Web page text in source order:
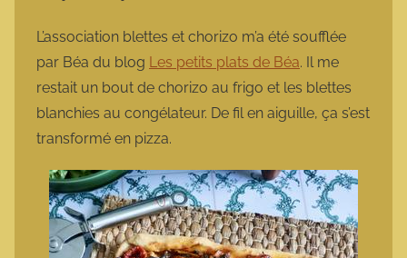
o
t
t
e
L’association blettes et chorizo m’a été soufflée
par Béa du blog Les petits plats de Béa. Il me
restait un bout de chorizo au frigo et les blettes
blanchies au congélateur. De fil en aiguille, ça s’est
transformé en pizza.